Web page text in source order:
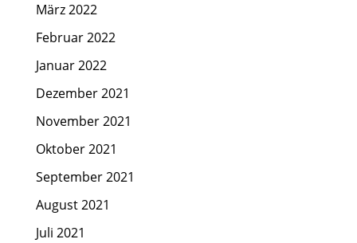
März 2022
Februar 2022
Januar 2022
Dezember 2021
November 2021
Oktober 2021
September 2021
August 2021
Juli 2021